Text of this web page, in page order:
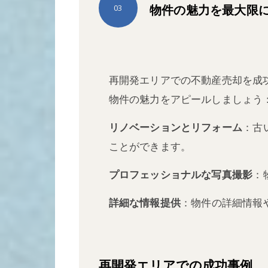
物件の魅力を最大限
03
再開発エリアでの不動産売却を
物件の魅力をアピールしましょう
リノベーションとリフォーム ：
ことができます。
プロフェッショナルな写真撮影
詳細な情報提供：物件の詳細情報
再開発エリアでの成功事例